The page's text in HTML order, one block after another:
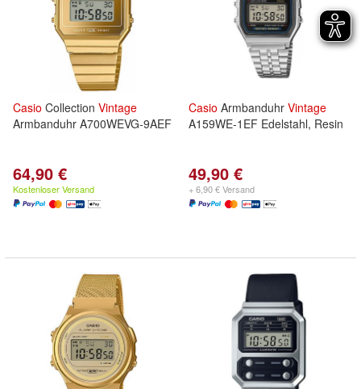
Casio Collection Vintage
Armbanduhr A700WEVG-9AEF
64,90 €
Kostenloser Versand
Casio Armbanduhr Vintage
A159WE-1EF Edelstahl, Resin
49,90 €
+ 6,90 € Versand